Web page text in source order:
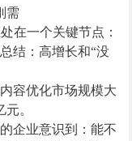
需
在一个关键节点：
结：高增长和“没
容优化市场规模大
。
企业意识到：能不